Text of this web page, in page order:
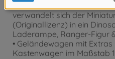
• Dino-Labor auf Rädern -
verwandelt sich der
(Originallizenz) in ein
Laderampe, Ranger-Figur
• Geländewagen mit
Kastenwagen im Maßstab